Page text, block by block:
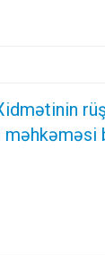
məhkəməsi